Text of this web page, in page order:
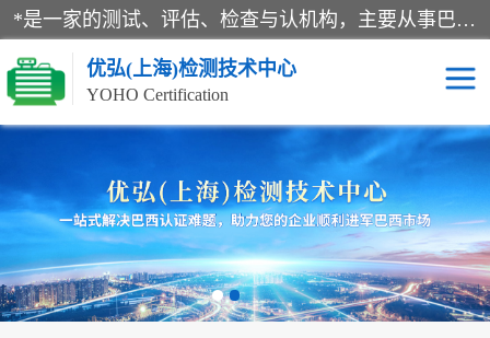
*是一家的测试、评估、检查与认机构，主要从事巴西NR10认证、NR12认证、NR13认证；ANATEL认证、INMTRO认证，欧盟CE认证：MD认证，PED认证，MID认证，ATEX认证，德国蓝色天使认证。
优弘(上海)检测技术中心
YOHO Certification
RECYCLASS认证 NR10认证
NR12认证 NR13认证
ART认证 巴西NR认证